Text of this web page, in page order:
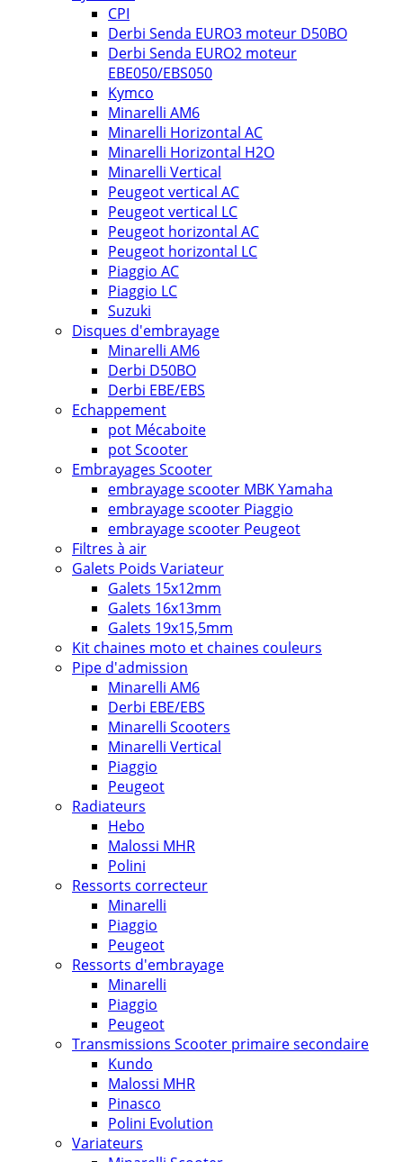
CPI
Derbi Senda EURO3 moteur D50BO
Derbi Senda EURO2 moteur
EBE050/EBS050
Kymco
Minarelli AM6
Minarelli Horizontal AC
Minarelli Horizontal H2O
Minarelli Vertical
Peugeot vertical AC
Peugeot vertical LC
Peugeot horizontal AC
Peugeot horizontal LC
Piaggio AC
Piaggio LC
Suzuki
Disques d'embrayage
Minarelli AM6
Derbi D50BO
Derbi EBE/EBS
Echappement
pot Mécaboite
pot Scooter
Embrayages Scooter
embrayage scooter MBK Yamaha
embrayage scooter Piaggio
embrayage scooter Peugeot
Filtres à air
Galets Poids Variateur
Galets 15x12mm
Galets 16x13mm
Galets 19x15,5mm
Kit chaines moto et chaines couleurs
Pipe d'admission
Minarelli AM6
Derbi EBE/EBS
Minarelli Scooters
Minarelli Vertical
Piaggio
Peugeot
Radiateurs
Hebo
Malossi MHR
Polini
Ressorts correcteur
Minarelli
Piaggio
Peugeot
Ressorts d'embrayage
Minarelli
Piaggio
Peugeot
Transmissions Scooter primaire secondaire
Kundo
Malossi MHR
Pinasco
Polini Evolution
Variateurs